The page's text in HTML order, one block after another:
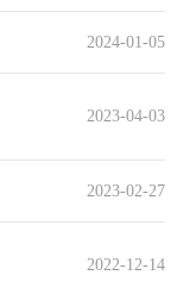
2024-01-05
2023-04-03
2023-02-27
2022-12-14